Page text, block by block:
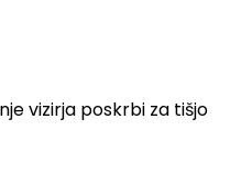
vizirja poskrbi za tišjo